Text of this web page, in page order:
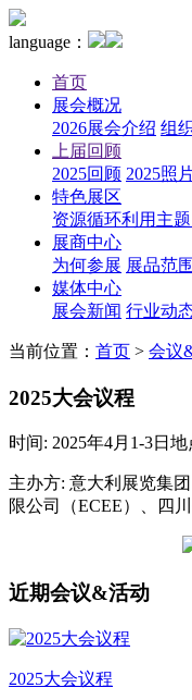
language：
首页
展会概况
2026展会介绍 组
上届回顾
2025回顾 2025照
特色展区
资源循环利用主
展商中心
为何参展 展品范围
媒体中心
展会新闻 行业动
当前位置： 首页 > 会议
2025大会议程
时间: 2025年4月1-3日 地
主办方: 意大利展览集
限公司（ECEE）、四
近期会议&活动
2025大会议程